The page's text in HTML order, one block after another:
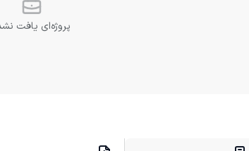
پروژه‌ای یافت